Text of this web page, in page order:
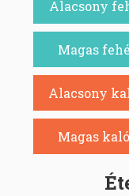
Alacsony
Magas
Alacsony
Magas